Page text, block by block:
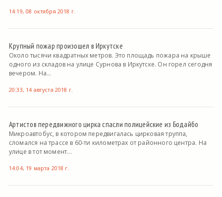
14:19, 08 октября 2018 г.
Крупный пожар произошел в Иркутске
Около тысячи квадратных метров. Это площадь пожара на крыше
одного из складов на улице Сурнова в Иркутске. Он горел сегодня
вечером. На...
20:33, 14 августа 2018 г.
Артистов передвижного цирка спасли полицейские из Бодайбо
Микроавтобус, в котором передвигалась цирковая труппа,
сломался на трассе в 60-ти километрах от районного центра. На
улице в тот момент...
14:04, 19 марта 2018 г.